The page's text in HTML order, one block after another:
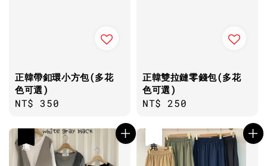
正韓帶釦環小方包(多花
色可選)
Regular
NT$ 350
正韓雙拉鏈零錢包(多花
色可選)
Regular
NT$ 250